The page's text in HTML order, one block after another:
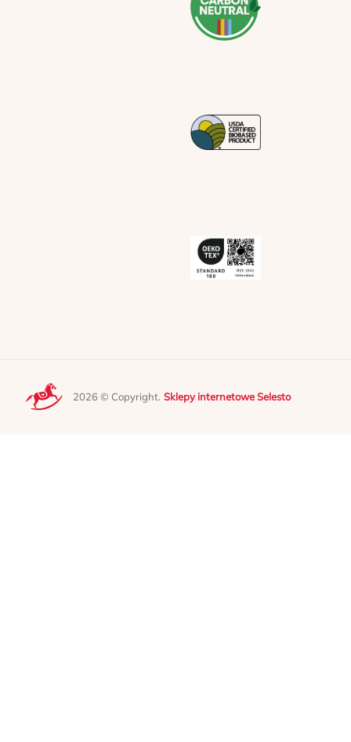
2026 © Copyright. Sklepy internetowe Selesto